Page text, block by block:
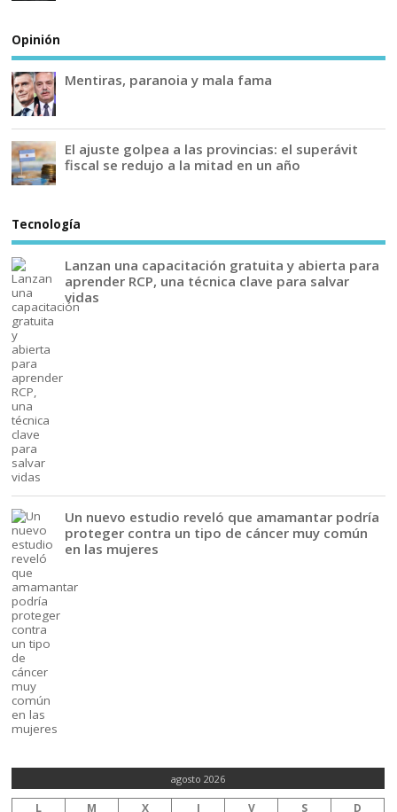
Opinión
Mentiras, paranoia y mala fama
El ajuste golpea a las provincias: el superávit
fiscal se redujo a la mitad en un año
Tecnología
Lanzan una capacitación gratuita y abierta para
aprender RCP, una técnica clave para salvar
vidas
Un nuevo estudio reveló que amamantar podría
proteger contra un tipo de cáncer muy común
en las mujeres
agosto 2026
L M X J V S D